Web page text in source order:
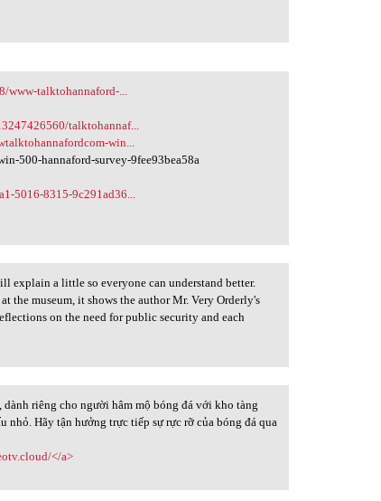
www-talktohannaford-...
talktohannaf...
win...
500-hannaford-survey-9fee93bea58a
5016-8315-9c291ad36...
explain a little so everyone can understand better.
the museum, it shows the author Mr. Very Orderly's
on the need for public security and each
riêng cho người hâm mộ bóng đá với kho tàng
Hãy tận hưởng trực tiếp sự rực rỡ của bóng đá qua
</a>